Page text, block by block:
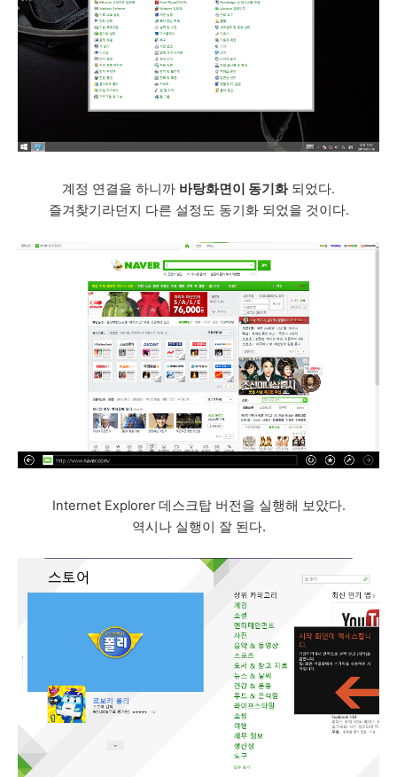
계정 연결을 하니까 바탕화면이 동기화되었다.
즐겨찾기라던지 다른 설정도 동기화 되었을 것이다.
Internet Explorer 데스크탑 버전을 실행해 보았다.
역시나 실행이 잘 된다.